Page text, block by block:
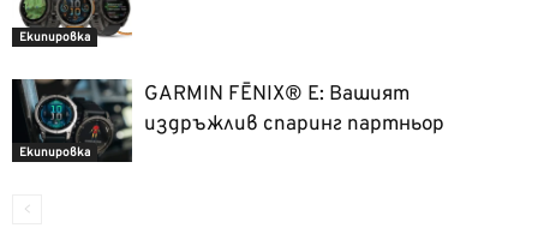
Екипировка
Екипировка
GARMIN FĒNIX® E: Вашият
издръжлив спаринг партньор